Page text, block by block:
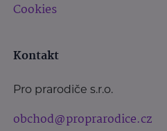
Cookies
Kontakt
Pro prarodiče s.r.o.
obchod@proprarodice.cz